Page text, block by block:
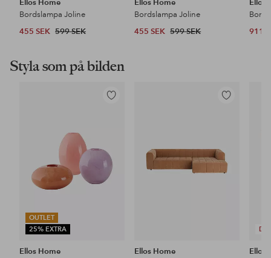
Ellos Home
Bordslampa Joline
455 SEK 599 SEK
Ellos Home
Bordslampa Joline
455 SEK 599 SEK
Ellos
911
Styla som på bilden
OUTLET
25% EXTRA
Lägg
Ellos Home
Lägg
Ellos Home
Ellos